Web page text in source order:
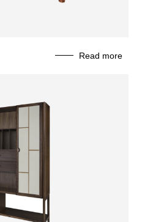
Read more